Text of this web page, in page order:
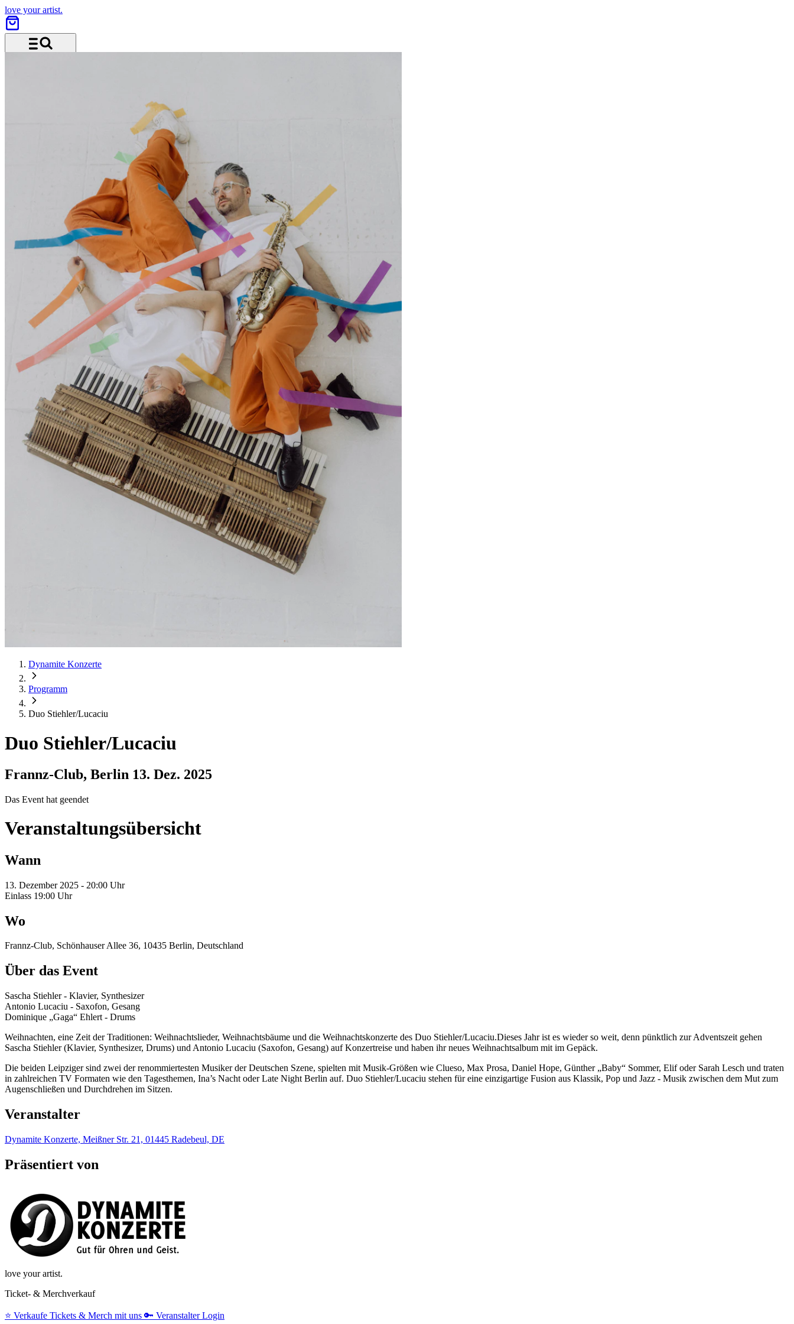
love your artist.
Dynamite Konzerte
Programm
Duo Stiehler/Lucaciu
Duo Stiehler/Lucaciu
Frannz-Club, Berlin 13. Dez. 2025
Das Event hat geendet
Veranstaltungsübersicht
Wann
13. Dezember 2025 - 20:00 Uhr
Einlass 19:00 Uhr
Wo
Frannz-Club, Schönhauser Allee 36, 10435 Berlin, Deutschland
Über das Event
Sascha Stiehler - Klavier, Synthesizer
Antonio Lucaciu - Saxofon, Gesang
Dominique „Gaga“ Ehlert - Drums
Weihnachten, eine Zeit der Traditionen: Weihnachtslieder, Weihnachtsbäume und die Weihnachtskonzerte des Duo Stiehler/Lucaciu.Dieses Jahr ist es wieder so weit, denn pünktlich zur Adventszeit gehen
Sascha Stiehler (Klavier, Synthesizer, Drums) und Antonio Lucaciu (Saxofon, Gesang) auf Konzertreise und haben ihr neues Weihnachtsalbum mit im Gepäck.
Die beiden Leipziger sind zwei der renommiertesten Musiker der Deutschen Szene, spielten mit Musik-Größen wie Clueso, Max Prosa, Daniel Hope, Günther „Baby“ Sommer, Elif oder Sarah Lesch und traten
in zahlreichen TV Formaten wie den Tagesthemen, Ina’s Nacht oder Late Night Berlin auf. Duo Stiehler/Lucaciu stehen für eine einzigartige Fusion aus Klassik, Pop und Jazz - Musik zwischen dem Mut zum
Augenschließen und Durchdrehen im Sitzen.
Veranstalter
Dynamite Konzerte, Meißner Str. 21, 01445 Radebeul, DE
Präsentiert von
love your artist.
Ticket- & Merchverkauf
⭐️ Verkaufe Tickets & Merch mit uns 🔑 Veranstalter Login